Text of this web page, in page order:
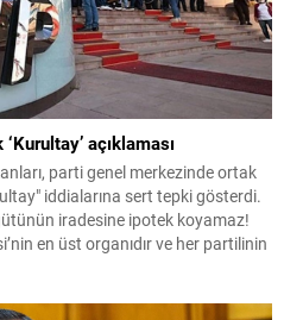
açıklaması
parti genel merkezinde ortak
iddialarına sert tepki gösterdi.
iradesine ipotek koyamaz!
en üst organıdır ve her partilinin